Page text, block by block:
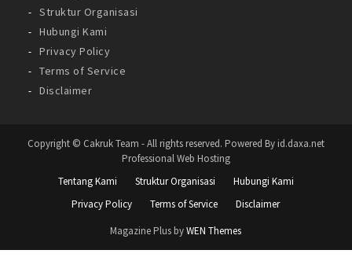
Struktur Organisasi
Hubungi Kami
Privacy Policy
Terms of Service
Disclaimer
Copyright © Cakruk Team - All rights reserved. Powered By id.daxa.net
Professional Web Hosting
Tentang Kami
Struktur Organisasi
Hubungi Kami
Privacy Policy
Terms of Service
Disclaimer
Magazine Plus byWEN Themes